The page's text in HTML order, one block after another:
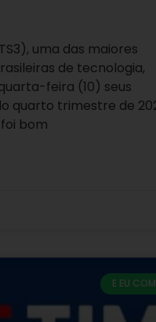
uma das maiores
de tecnologia,
feira (10) seus
quarto trimestre de
bom
E EU